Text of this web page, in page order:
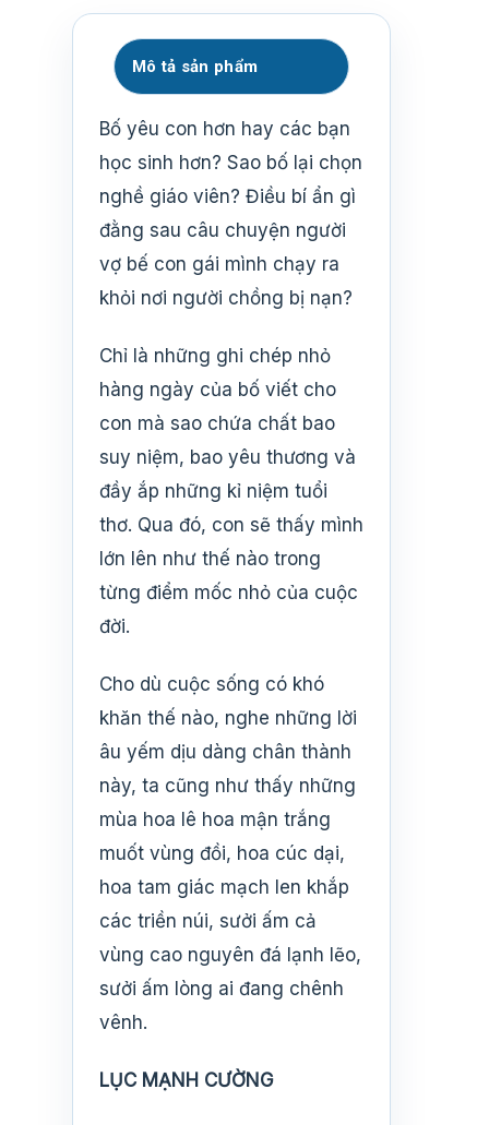
Mô tả sản phẩm
Bố yêu con hơn hay các bạn
học sinh hơn? Sao bố lại chọn
nghề giáo viên? Điều bí ẩn gì
đằng sau câu chuyện người
vợ bế con gái mình chạy ra
khỏi nơi người chồng bị nạn?
Chỉ là những ghi chép nhỏ
hàng ngày của bố viết cho
con mà sao chứa chất bao
suy niệm, bao yêu thương và
đầy ắp những kỉ niệm tuổi
thơ. Qua đó, con sẽ thấy mình
lớn lên như thế nào trong
từng điểm mốc nhỏ của cuộc
đời.
Cho dù cuộc sống có khó
khăn thế nào, nghe những lời
âu yếm dịu dàng chân thành
này, ta cũng như thấy những
mùa hoa lê hoa mận trắng
muốt vùng đồi, hoa cúc dại,
hoa tam giác mạch len khắp
các triền núi, sưởi ấm cả
vùng cao nguyên đá lạnh lẽo,
sưởi ấm lòng ai đang chênh
vênh.
LỤC MẠNH CƯỜNG